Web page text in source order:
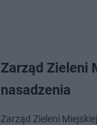
Zarząd Zieleni
nasadzenia
Zarząd Zieleni